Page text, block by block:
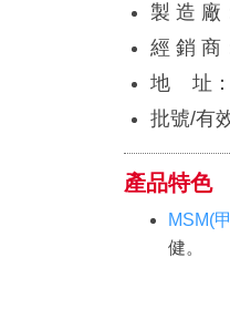
製 造 廠
經 銷 商
地 址：
批號/有
產品特色
MSM(
健。